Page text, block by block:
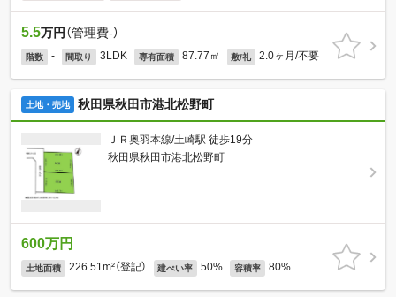
5.5万円 （管理費-）
階数 - 間取り 3LDK 専有面積 87.77㎡ 敷/礼 2.0ヶ月/不要
土地・売地 秋田県秋田市港北松野町
ＪＲ奥羽本線/土崎駅 徒歩19分
秋田県秋田市港北松野町
600万円
土地面積 226.51m²（登記） 建ぺい率 50% 容積率 80%